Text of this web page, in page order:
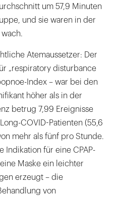
um 57,9 Minuten
und sie waren in der
Atemaussetzer: Der
„respiratory disturbance
Index – war bei den
höher als in der
betrug 7,99 Ereignisse
COVID-Patienten (55,6
mehr als fünf pro Stunde.
Indikation für eine CPAP-
Maske ein leichter
erzeugt – die
von